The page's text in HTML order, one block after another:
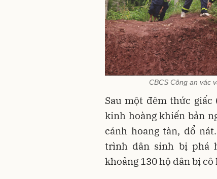
CBCS Công an vác
Sau một đêm thức
kinh hoàng khiến bản
cảnh hoang tàn, đổ
trình dân sinh bị phá
khoảng 130 hộ dân bị cô